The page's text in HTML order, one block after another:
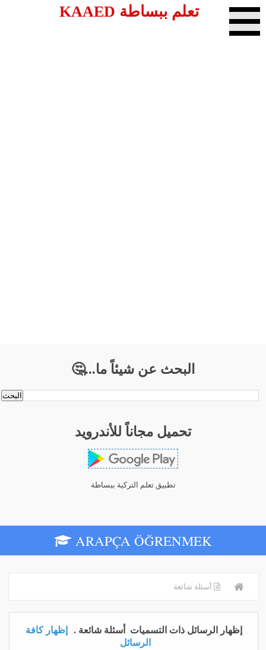
تعلم ببساطة KAAED
البحث عن شيئاً ما...🤔
تحميل مجاناً للأندرويد
تطبيق تعلم التركية ببساطة
ARAPÇA ÖĞRENMEK
أسئلة شائعة
‏إظهار الرسائل ذات التسميات أسئلة شائعة . إظهار كافة
الرسائل